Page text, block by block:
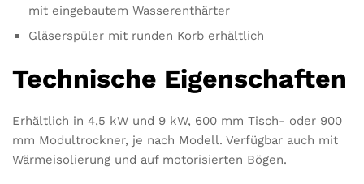
mit eingebautem Wasserenthärter
Gläserspüler mit runden Korb erhältlich
Technische Eigenschaften
Erhältlich in 4,5 kW und 9 kW, 600 mm Tisch- oder 900
mm Modultrockner, je nach Modell. Verfügbar auch mit
Wärmeisolierung und auf motorisierten Bögen.